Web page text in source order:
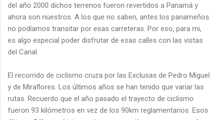
del año 2000 dichos terrenos fueron revertidos a Panamá y
ahora son nuestros. A los que no saben, antes los panameños
no podíamos transitar por esas carreteras. Por eso, para mi,
es algo especial poder disfrutar de esas calles con las vistas
del Canal.
El recorrido de ciclismo cruza por las Exclusas de Pedro Miguel
y de Miraflores. Los últimos años se han tenido que variar las
rutas. Recuerdo que el año pasado el trayecto de ciclismo
fueron 93 kilómetros en vez de los 90km reglamentarios. Esos